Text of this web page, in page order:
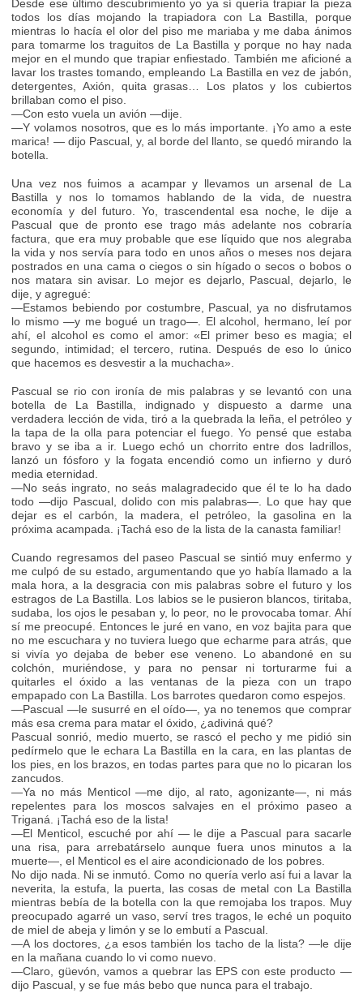
Desde ese último descubrimiento yo ya sí quería trapiar la pieza
todos los días mojando la trapiadora con La Bastilla, porque
mientras lo hacía el olor del piso me mariaba y me daba ánimos
para tomarme los traguitos de La Bastilla y porque no hay nada
mejor en el mundo que trapiar enfiestado. También me aficioné a
lavar los trastes tomando, empleando La Bastilla en vez de jabón,
detergentes, Axión, quita grasas… Los platos y los cubiertos
brillaban como el piso.
—Con esto vuela un avión —dije.
—Y volamos nosotros, que es lo más importante. ¡Yo amo a este
marica! — dijo Pascual, y, al borde del llanto, se quedó mirando la
botella.
Una vez nos fuimos a acampar y llevamos un arsenal de La
Bastilla y nos lo tomamos hablando de la vida, de nuestra
economía y del futuro. Yo, trascendental esa noche, le dije a
Pascual que de pronto ese trago más adelante nos cobraría
factura, que era muy probable que ese líquido que nos alegraba
la vida y nos servía para todo en unos años o meses nos dejara
postrados en una cama o ciegos o sin hígado o secos o bobos o
nos matara sin avisar. Lo mejor es dejarlo, Pascual, dejarlo, le
dije, y agregué:
—Estamos bebiendo por costumbre, Pascual, ya no disfrutamos
lo mismo —y me bogué un trago—. El alcohol, hermano, leí por
ahí, el alcohol es como el amor: «El primer beso es magia; el
segundo, intimidad; el tercero, rutina. Después de eso lo único
que hacemos es desvestir a la muchacha».
Pascual se rio con ironía de mis palabras y se levantó con una
botella de La Bastilla, indignado y dispuesto a darme una
verdadera lección de vida, tiró a la quebrada la leña, el petróleo y
la tapa de la olla para potenciar el fuego. Yo pensé que estaba
bravo y se iba a ir. Luego echó un chorrito entre dos ladrillos,
lanzó un fósforo y la fogata encendió como un infierno y duró
media eternidad.
—No seás ingrato, no seás malagradecido que él te lo ha dado
todo —dijo Pascual, dolido con mis palabras—. Lo que hay que
dejar es el carbón, la madera, el petróleo, la gasolina en la
próxima acampada. ¡Tachá eso de la lista de la canasta familiar!
Cuando regresamos del paseo Pascual se sintió muy enfermo y
me culpó de su estado, argumentando que yo había llamado a la
mala hora, a la desgracia con mis palabras sobre el futuro y los
estragos de La Bastilla. Los labios se le pusieron blancos, tiritaba,
sudaba, los ojos le pesaban y, lo peor, no le provocaba tomar. Ahí
sí me preocupé. Entonces le juré en vano, en voz bajita para que
no me escuchara y no tuviera luego que echarme para atrás, que
si vivía yo dejaba de beber ese veneno. Lo abandoné en su
colchón, muriéndose, y para no pensar ni torturarme fui a
quitarles el óxido a las ventanas de la pieza con un trapo
empapado con La Bastilla. Los barrotes quedaron como espejos.
—Pascual —le susurré en el oído—, ya no tenemos que comprar
más esa crema para matar el óxido, ¿adiviná qué?
Pascual sonrió, medio muerto, se rascó el pecho y me pidió sin
pedírmelo que le echara La Bastilla en la cara, en las plantas de
los pies, en los brazos, en todas partes para que no lo picaran los
zancudos.
—Ya no más Menticol —me dijo, al rato, agonizante—, ni más
repelentes para los moscos salvajes en el próximo paseo a
Triganá. ¡Tachá eso de la lista!
—El Menticol, escuché por ahí — le dije a Pascual para sacarle
una risa, para arrebatárselo aunque fuera unos minutos a la
muerte—, el Menticol es el aire acondicionado de los pobres.
No dijo nada. Ni se inmutó. Como no quería verlo así fui a lavar la
neverita, la estufa, la puerta, las cosas de metal con La Bastilla
mientras bebía de la botella con la que remojaba los trapos. Muy
preocupado agarré un vaso, serví tres tragos, le eché un poquito
de miel de abeja y limón y se lo embutí a Pascual.
—A los doctores, ¿a esos también los tacho de la lista? —le dije
en la mañana cuando lo vi como nuevo.
—Claro, güevón, vamos a quebrar las EPS con este producto —
dijo Pascual, y se fue más bebo que nunca para el trabajo.